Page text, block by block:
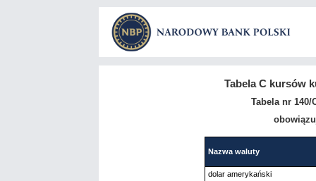
Tabela C kursów
Tabela nr 140/
Nazwa waluty
dolar amerykański